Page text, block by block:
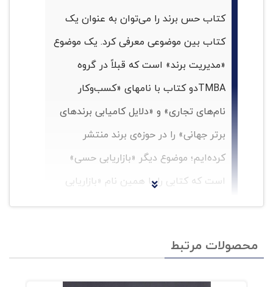
کتاب حس برند را می‌توان به عنوان یک
کتاب بین موضوعی معرفی کرد. یک موضوع
«مدیریت برند» است که قبلاً در گروه
TMBAدو کتاب با نامهای «کسب‌وکار
نام‌های تجاری» و «دلایل کامیابی برندهای
برتر جهانی» را در حوزه‌ی برند منتشر
کرده‌ایم؛ موضوع دیگر «بازاریابی حسی»
است که کتابی را با همین نام «بازاریابی
حسی» ترجمه و منتشر کردیم.بازاریابی
نسبت به سایر ابزارهای ارتباطات و ترویج
محصولات مرتبط